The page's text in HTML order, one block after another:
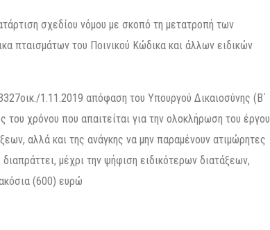
σχεδίου νόμου με σκοπό τη μετατροπή των
πταισμάτων του Ποινικού Κώδικα και άλλων ειδικών
1.11.2019 απόφαση του Υπουργού Δικαιοσύνης (Β΄
χρόνου που απαιτείται για την ολοκλήρωση του έργου
αλλά και της ανάγκης να μην παραμένουν ατιμώρητες
μέχρι την ψήφιση ειδικότερων διατάξεων,
(600) ευρώ